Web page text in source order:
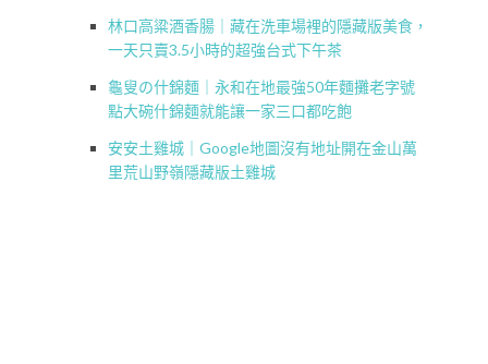
林口高粱酒香腸｜藏在洗車場裡的隱藏版美食，
一天只賣3.5小時的超強台式下午茶
龜叟の什錦麵｜永和在地最強50年麵攤老字號
點大碗什錦麵就能讓一家三口都吃飽
安安土雞城｜Google地圖沒有地址開在金山萬
里荒山野嶺隱藏版土雞城